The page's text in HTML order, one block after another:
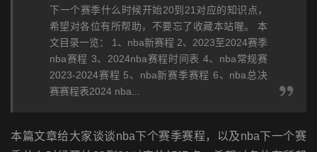
下一个赛季什么时候开始20到21对应的知识点，
希望对各位有所帮助，不要忘了收藏本站喔。 本
文目录一览： 1、nba新赛程 2、2023至2024赛季
nba赛程 3、2024nba赛程时间表 4、nba常规赛
2023-2024赛程 5、nba新赛季赛程 6、nba总决
赛赛程表2024 nba...
本篇文章给大家谈谈nba下个赛季赛程，以及nba下一个赛